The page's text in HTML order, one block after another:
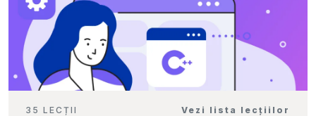
35 LECȚII Vezi lista lecțiilor